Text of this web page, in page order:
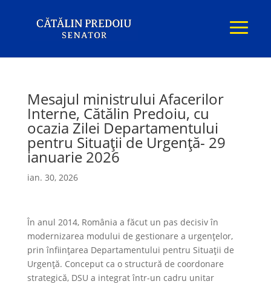
Mesajul ministrului Afacerilor
Interne, Cătălin Predoiu, cu
ocazia Zilei Departamentului
pentru Situații de Urgență- 29
ianuarie 2026
ian. 30, 2026
În anul 2014, România a făcut un pas decisiv în
modernizarea modului de gestionare a urgențelor,
prin înființarea Departamentului pentru Situații de
Urgență. Conceput ca o structură de coordonare
strategică, DSU a integrat într-un cadru unitar